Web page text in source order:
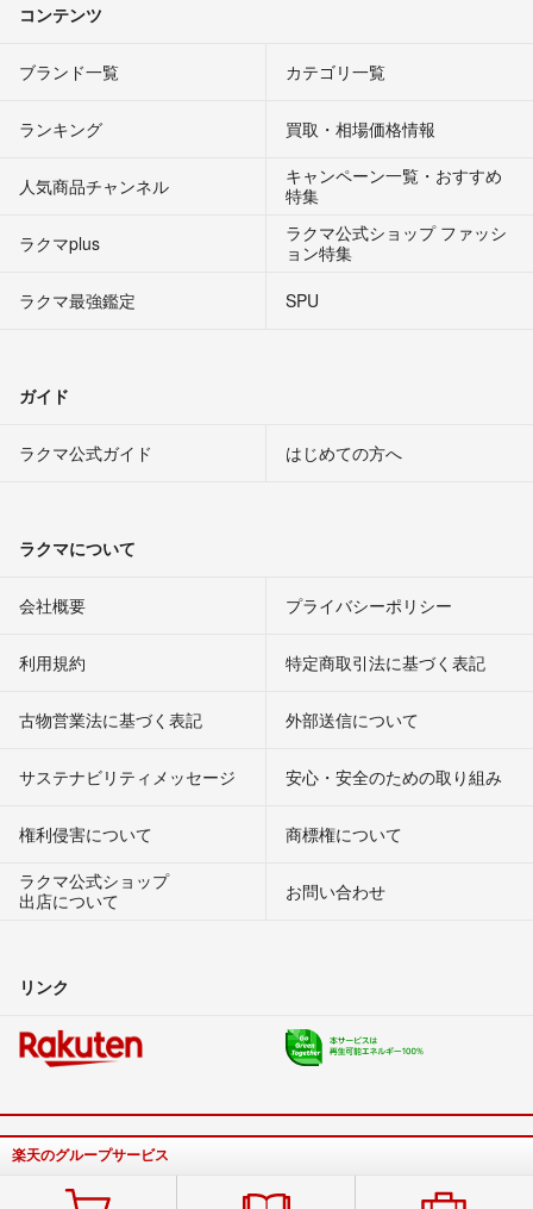
コンテンツ
ブランド一覧 カテゴリ一覧
ランキング 買取・相場価格情報
人気商品チャンネル
キャンペーン一覧・おすすめ
特集
ラクマplus
ラクマ公式ショップ ファッシ
ョン特集
ラクマ最強鑑定
SPU
ガイド
ラクマ公式ガイド はじめての方へ
ラクマについて
会社概要 プライバシーポリシー
利用規約 特定商取引法に基づく表記
古物営業法に基づく表記 外部送信について
サステナビリティメッセージ 安心・安全のための取り組み
権利侵害について
商標権について
ラクマ公式ショップ
出店について
お問い合わせ
リンク
楽天のグループサービス